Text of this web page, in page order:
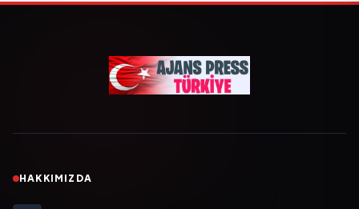
HAKKIMIZDA